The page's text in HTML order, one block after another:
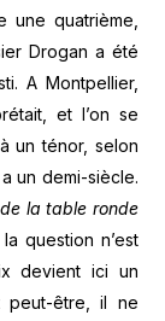
une quatrième,
Drogan a été
A Montpellier,
et l’on se
un ténor, selon
un demi-siècle.
la table ronde
question n’est
devient ici un
peut-être, il ne